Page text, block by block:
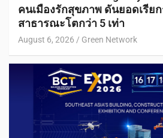
คนเมืองรักสุขภาพ ดันยอดเรีย
สาธารณะโตกว่า 5 เท่า
August 6, 2026 Green Network